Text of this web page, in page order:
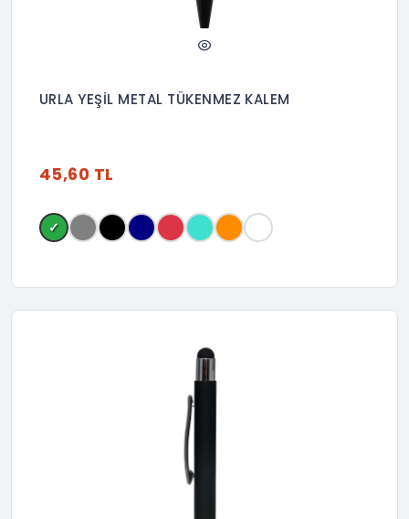
URLA YEŞİL METAL TÜKENMEZ KALEM
45,60 TL
✓